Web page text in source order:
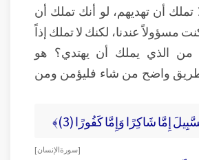
أن تهديهم، لو أنك تملك أن
مسؤولاً عندنا، لكنك لا تملك إذاً
الذي يملك أن يهتدي؟ هو
واضح من شاء فليؤمن ومن
إِمَّا شَاكِرًا وَإِمَّا كَفُورًا (3)﴾
[ سورة الإنسان ]